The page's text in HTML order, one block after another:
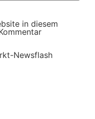
in diesem
Newsflash